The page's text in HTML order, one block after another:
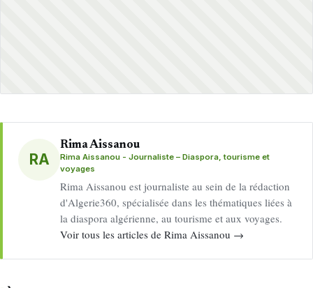
RA
Rima Aissanou
Rima Aissanou - Journaliste – Diaspora, tourisme et
voyages
Rima Aissanou est journaliste au sein de la rédaction
d'Algerie360, spécialisée dans les thématiques liées à
la diaspora algérienne, au tourisme et aux voyages.
Voir tous les articles de Rima Aissanou →